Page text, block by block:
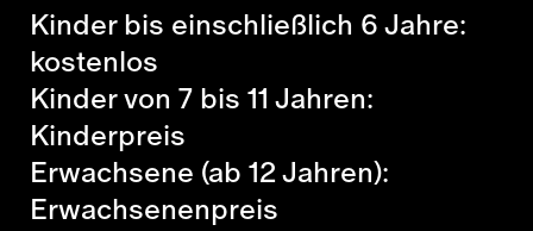
Kinder bis einschließlich 6 Jahre:
kostenlos
Kinder von 7 bis 11 Jahren:
Kinderpreis
Erwachsene (ab 12 Jahren):
Erwachsenenpreis